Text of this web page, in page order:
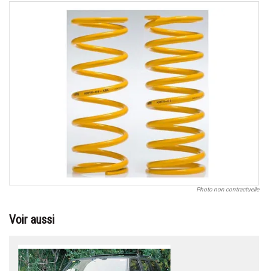
Photo non contractuelle
Voir aussi